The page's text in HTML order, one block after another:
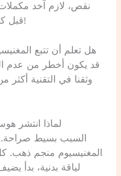
نقص، لازم آخد
قبل كده؟ ضحك وقال: ليه؟ الجهاز دقيق!
هل تعلم أن تتبع
قد يكون أخطر من عدم
وثقنا في التقنية أكثر
لماذا انتشر
السبب بسيط
المغنيسيوم منجم ذهب.
لياقة بدنية، بدأ